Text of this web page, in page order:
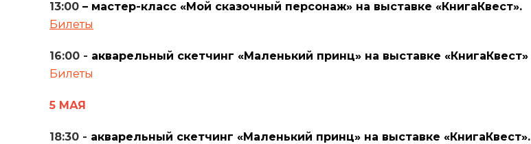
13:00 – мастер-класс «Мой сказочный персонаж» на выставке «КнигаКвест».
Билеты
16:00 - акварельный скетчинг «Маленький принц» на выставке «КнигаКвест»
Билеты
5 МАЯ
18:30 - акварельный скетчинг «Маленький принц» на выставке «КнигаКвест».